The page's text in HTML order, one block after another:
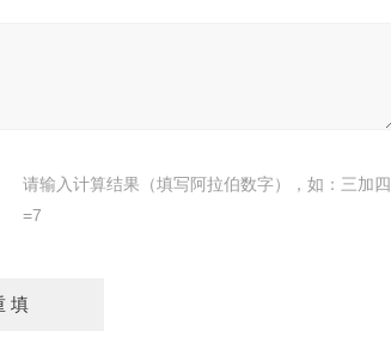
请输入计算结果（填写阿拉伯数字），如：三加四
=7